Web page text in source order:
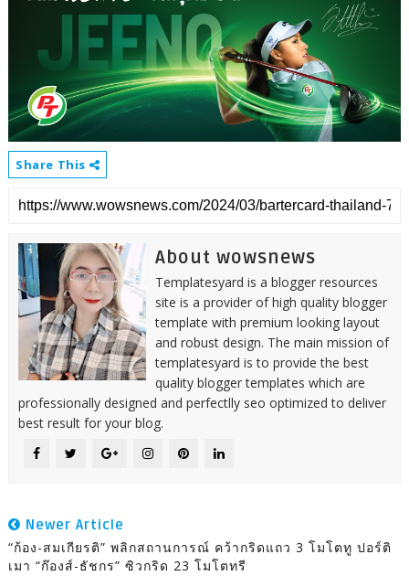
Share This
About wowsnews
Templatesyard is a blogger resources
site is a provider of high quality blogger
template with premium looking layout
and robust design. The main mission of
templatesyard is to provide the best
quality blogger templates which are
professionally designed and perfectlly seo optimized to deliver
best result for your blog.
Newer Article
“ก้อง-สมเกียรติ” พลิกสถานการณ์ คว้ากริดแถว 3 โมโตทู ปอร์ติ
เมา “ก๊องส์-ธัชกร” ซิวกริด 23 โมโตทรี